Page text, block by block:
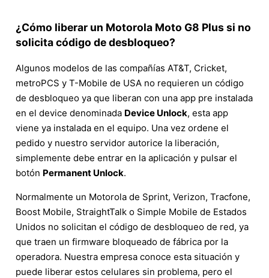
¿Cómo liberar un Motorola Moto G8 Plus si no
solicita código de desbloqueo?
Algunos modelos de las compañías AT&T, Cricket,
metroPCS y T-Mobile de USA no requieren un código
de desbloqueo ya que liberan con una app pre instalada
en el device denominada Device Unlock, esta app
viene ya instalada en el equipo. Una vez ordene el
pedido y nuestro servidor autorice la liberación,
simplemente debe entrar en la aplicación y pulsar el
botón Permanent Unlock.
Normalmente un Motorola de Sprint, Verizon, Tracfone,
Boost Mobile, StraightTalk o Simple Mobile de Estados
Unidos no solicitan el código de desbloqueo de red, ya
que traen un firmware bloqueado de fábrica por la
operadora. Nuestra empresa conoce esta situación y
puede liberar estos celulares sin problema, pero el